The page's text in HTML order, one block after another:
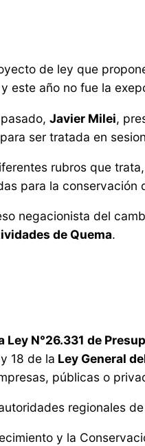
de ley que
este año no fue la
Javier Milei,
ser tratada en
rubros que
para la conservación
negacionista del
de Quema.
Ley N°26.331 de
18 de la Ley General
públicas o
regionales
y la